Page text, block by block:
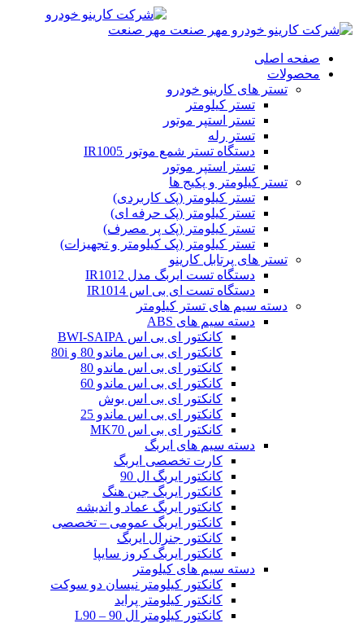
صفحه اصلی
محصولات
تستر های کارینو خودرو
تستر کیلومتر
تستر استپر موتور
تستر رله
دستگاه تستر شمع موتور IR1005
تستر استپر موتور
تستر کیلومتر و پکیج ها
تستر کیلومتر (پک کاربردی)
تستر کیلومتر (پک حرفه ای)
تستر کیلومتر (پک پر مصرف)
تستر کیلومتر (پک کیلومتر و تجهیزات)
تستر های پرتابل کارینو
دستگاه تست ایربگ مدل IR1012
دستگاه تست ای بی اس IR1014
دسته سیم های تستر کیلومتر
دسته سیم های ABS
کانکتور ای بی اس BWI-SAIPA
کانکتور ای بی اس ماندو 80 و 80i
کانکتور ای بی اس ماندو 80
کانکتور ای بی اس ماندو 60
کانکتور ای بی اس بوش
کانکتور ای بی اس ماندو 25
کانکتور ای بی اس MK70
دسته سیم های ایربگ
کارت تخصصی ایربگ
کانکتور ایربگ ال 90
کانکتور ایربگ جین هنگ
کانکتور ایربگ عماد و اندیشه
کانکتور ایربگ عمومی – تخصصی
کانکتور جنرال ایربگ
کانکتور ایربگ کروز سایپا
دسته سیم های کیلومتر
کانکتور کیلومتر نیسان دو سوکت
کانکتور کیلومتر پراید
کانکتور کیلومتر ال 90 – L90